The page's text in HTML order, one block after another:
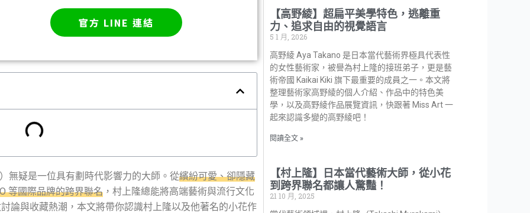
官方 LINE 連結
無疑是一位具有劃時代影響力的大師。從繽紛可愛、卻隱藏
等國際品牌的跨界聯名 ，村上隆總能將高端藝術與流行文化
論與收藏熱潮，本文將帶你認識村上隆以及他著名的小花作
【高野綾】超扁平美學特色，逃離重
力、追求自由的視覺語言
5 1 月, 2026
高野綾 Aya Takano 是日本當代藝術界極具代表性
的女性藝術家，被譽為村上隆的接班弟子，更是藝
術帝國 Kaikai Kiki 旗下最重要的成員之一。本文將
整理藝術家高野綾的個人介紹、作品中的特色美
學，以及高野綾作品展覽資訊，快跟著 Miss Art 一
起來認識多變的高野綾吧！
閱讀全文 »
【村上隆】日本當代藝術大師，從小花
到跨界聯名都讓人驚豔！
21 10 月, 2025